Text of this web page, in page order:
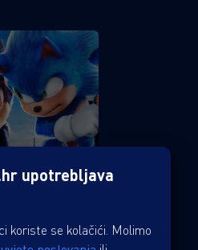
upotrebljava
koriste se kolačići. Molimo